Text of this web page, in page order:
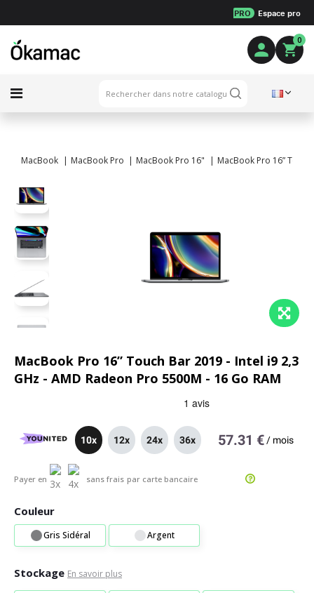
PRO Espace pro
0
MacBook MacBook Pro MacBook Pro 16" MacBook Pro 16”
MacBook Pro 16” Touch Bar 2019 - Intel i9 2,3
GHz - AMD Radeon Pro 5500M - 16 Go RAM
10x 12x 24x 36x 57.31 € / mois
Payer en sans frais par carte bancaire
Couleur
Gris Sidéral Argent
Stockage En savoir plus